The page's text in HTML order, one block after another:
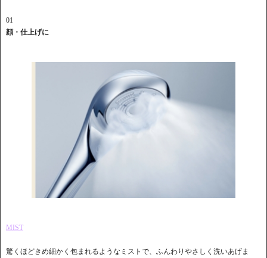
01
顔・仕上げに
MIST
驚くほどきめ細かく包まれるようなミストで、ふんわりやさしく洗いあげま